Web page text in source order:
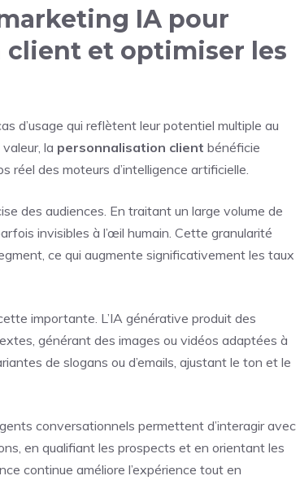
IA pour
et optimiser les
d’usage qui reflètent leur potentiel multiple au
la personnalisation client bénéficie
réel des moteurs d’intelligence artificielle.
des audiences. En traitant un large volume de
invisibles à l’œil humain. Cette granularité
ce qui augmente significativement les taux
importante. L’IA générative produit des
générant des images ou vidéos adaptées à
de slogans ou d’emails, ajustant le ton et le
conversationnels permettent d’interagir avec
en qualifiant les prospects et en orientant les
continue améliore l’expérience tout en